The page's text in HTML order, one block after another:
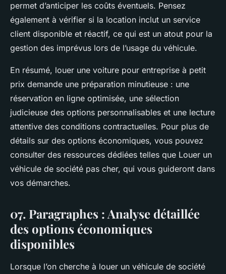
permet d’anticiper les coûts éventuels. Pensez
également à vérifier si la location inclut un service
client disponible et réactif, ce qui est un atout pour la
gestion des imprévus lors de l’usage du véhicule.
En résumé, louer une voiture pour entreprise à petit
prix demande une préparation minutieuse : une
réservation en ligne optimisée, une sélection
judicieuse des options personnalisables et une lecture
attentive des conditions contractuelles. Pour plus de
détails sur des options économiques, vous pouvez
consulter des ressources dédiées telles que Louer un
véhicule de société pas cher, qui vous guideront dans
vos démarches.
07. Paragraphes : Analyse détaillée
des options économiques
disponibles
Lorsque l’on cherche à louer un véhicule de société